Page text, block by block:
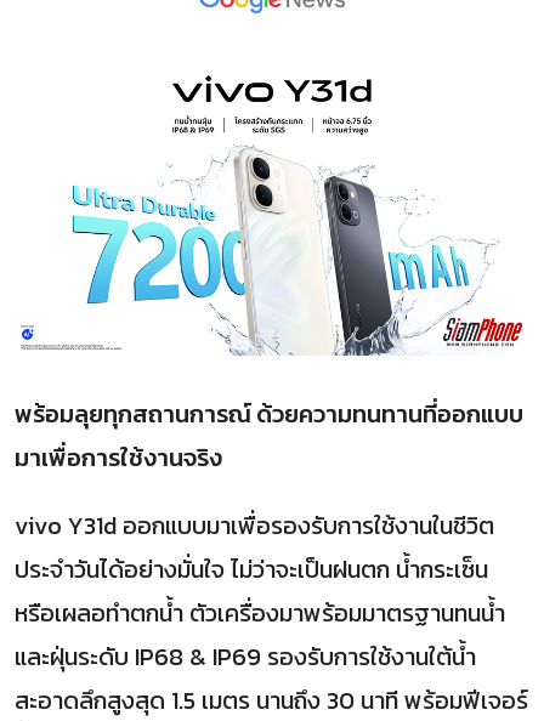
พร้อมลุยทุกสถานการณ์ ด้วยความทนทานที่ออกแบบ
มาเพื่อการใช้งานจริง
vivo Y31d ออกแบบมาเพื่อรองรับการใช้งานในชีวิต
ประจำวันได้อย่างมั่นใจ ไม่ว่าจะเป็นฝนตก น้ำกระเซ็น
หรือเผลอทำตกน้ำ ตัวเครื่องมาพร้อมมาตรฐานทนน้ำ
และฝุ่นระดับ IP68 & IP69 รองรับการใช้งานใต้น้ำ
สะอาดลึกสูงสุด 1.5 เมตร นานถึง 30 นาที พร้อมฟีเจอร์